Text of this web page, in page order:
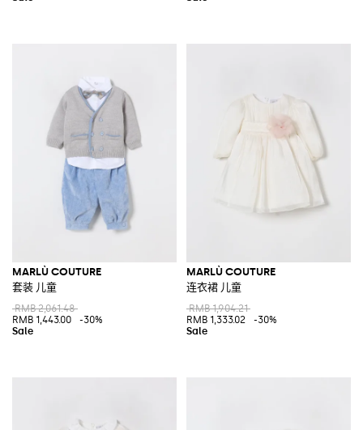
MARLÙ COUTURE
套装 儿童
RMB 2,061.48
RMB 1,443.00
-30%
MARLÙ COUTURE
连衣裙 儿童
RMB 1,904.21
RMB 1,333.02
-30%